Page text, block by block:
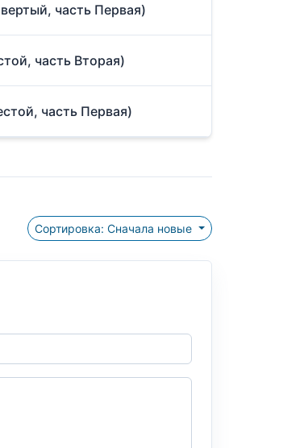
часть Первая)
часть Вторая)
часть Первая)
Сортировка: Сначала новые